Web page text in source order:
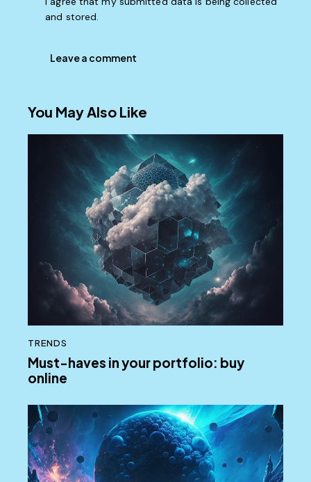
and stored.
You May Also Like
TRENDS
Must-haves in your portfolio: buy
online